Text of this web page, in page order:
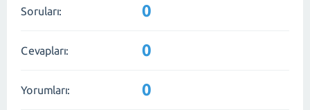
Soruları: 0
Cevapları: 0
Yorumları: 0